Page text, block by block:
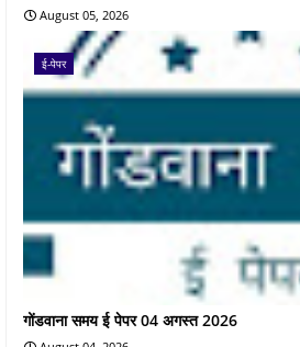
August 05, 2026
ई-पेपर
गोंडवाना समय ई पेपर 04 अगस्त 2026